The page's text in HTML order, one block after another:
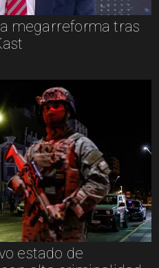
megarreforma tras
estado de